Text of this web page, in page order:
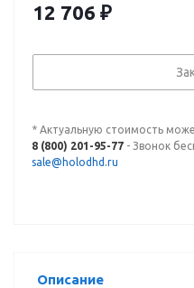
12 706 ₽
* Актуальную стоимость
8 (800) 201-95-77 - Звонок
sale@holodhd.ru
Описание